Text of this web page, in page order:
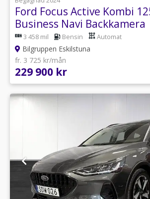
Ford Focus Active Kombi
Business Navi Backkamera
3 458 mil Bensin Automat
Bilgruppen Eskilstuna
fr. 3 725 kr/mån
229 900 kr